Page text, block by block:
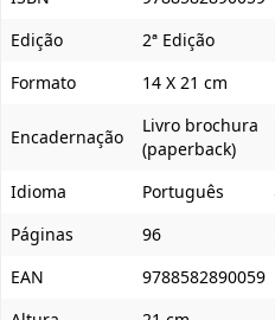
Edição
2ª Edição
Formato
14 X 21 cm
Encadernação
Livro brochura
(paperback)
Idioma
Português
Páginas
96
EAN
9788582890059